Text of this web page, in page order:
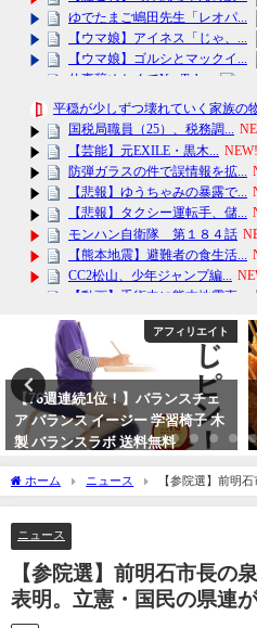
アフィリエイト
【クーポンで半額＆2セット購入
で500円オフ！】お得な串カツ田
中さんが登場！
ホーム ニュース
【参院選】前明
憲・国民の県連が支援見通し
ニュース
【参院選】前明石市長の
表明。立憲・国民の県連